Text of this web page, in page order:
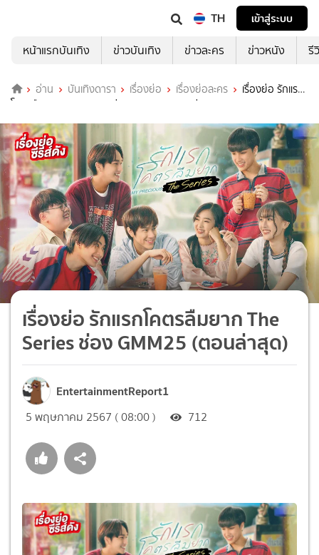
TH
เข้าสู่ระบบ
หน้าแรกบันเทิง
ข่าวบันเทิง ข่าวละคร ข่าวหนัง รี
อ่าน บันเทิงดารา เรื่องย่อ เรื่องย่อละคร
เรื่องย่อ รักแรก
โคตรลืมยาก The Series ช่อง GMM25 (ตอนล่าสุด)
เรื่องย่อ รักแรกโคตรลืมยาก The
Series ช่อง GMM25 (ตอนล่าสุด)
EntertainmentReport1
5 พฤษภาคม 2567 ( 08:00 ) 712